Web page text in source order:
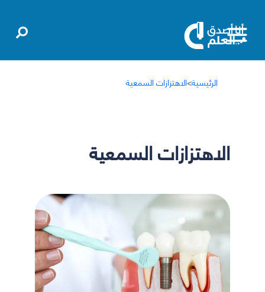
الرئيسية>الاهتزازات السمعية
الاهتزازات السمعية